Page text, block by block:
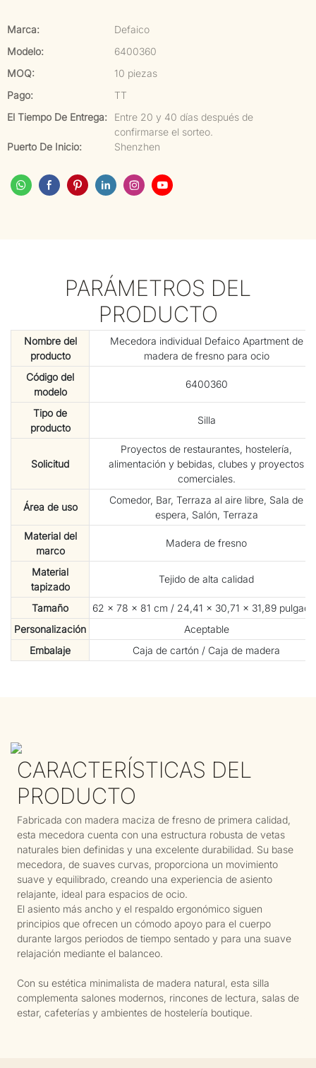
Marca:
Defaico
Modelo:
6400360
MOQ:
10 piezas
Pago:
TT
El Tiempo De Entrega:
Entre 20 y 40 días después de
confirmarse el sorteo.
Puerto De Inicio:
Shenzhen
PARÁMETROS DEL
PRODUCTO
Nombre del
producto
Mecedora individual Defaico Apartment de
madera de fresno para ocio
Código del
modelo
6400360
Tipo de
producto
Silla
Solicitud
Proyectos de restaurantes, hostelería,
alimentación y bebidas, clubes y proyectos
comerciales.
Área de uso
Comedor, Bar, Terraza al aire libre, Sala de
espera, Salón, Terraza
Material del
marco
Madera de fresno
Material
tapizado
Tejido de alta calidad
Tamaño
62 × 78 × 81 cm / 24,41 × 30,71 × 31,89
Personalización
Aceptable
Embalaje
Caja de cartón / Caja de madera
CARACTERÍSTICAS DEL
PRODUCTO
Fabricada con madera maciza de fresno de primera calidad,
esta mecedora cuenta con una estructura robusta de vetas
naturales bien definidas y una excelente durabilidad. Su base
mecedora, de suaves curvas, proporciona un movimiento
suave y equilibrado, creando una experiencia de asiento
relajante, ideal para espacios de ocio.
El asiento más ancho y el respaldo ergonómico siguen
principios que ofrecen un cómodo apoyo para el cuerpo
durante largos periodos de tiempo sentado y para una suave
relajación mediante el balanceo.
Con su estética minimalista de madera natural, esta silla
complementa salones modernos, rincones de lectura, salas de
estar, cafeterías y ambientes de hostelería boutique.